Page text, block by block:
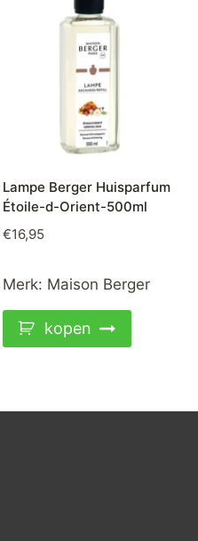
Lampe Berger Huisparfum
Étoile-d-Orient-500ml
€16,95
Merk: Maison Berger
kopen